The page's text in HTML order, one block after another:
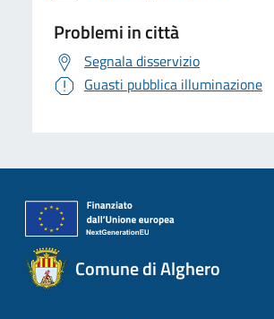
Problemi in città
Segnala disservizio
Guasti pubblica illuminazione
Comune di Alghero